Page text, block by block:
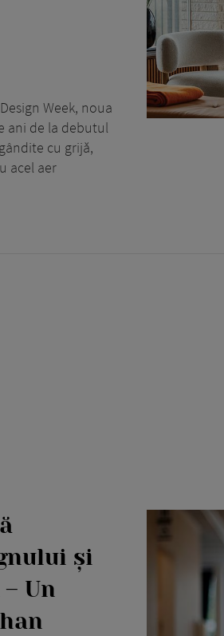
Week, noua
ani de la debutul
cu grijă,
acel aer
și
Un